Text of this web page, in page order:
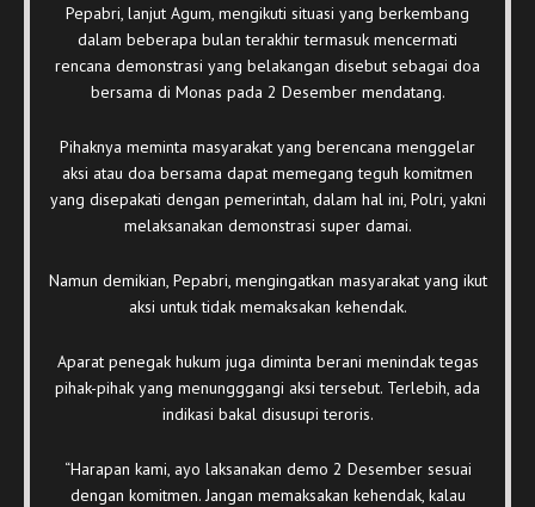
Pepabri, lanjut Agum, mengikuti situasi yang berkembang
dalam beberapa bulan terakhir termasuk mencermati
rencana demonstrasi yang belakangan disebut sebagai doa
bersama di Monas pada 2 Desember mendatang.
Pihaknya meminta masyarakat yang berencana menggelar
aksi atau doa bersama dapat memegang teguh komitmen
yang disepakati dengan pemerintah, dalam hal ini, Polri, yakni
melaksanakan demonstrasi super damai.
Namun demikian, Pepabri, mengingatkan masyarakat yang ikut
aksi untuk tidak memaksakan kehendak.
Aparat penegak hukum juga diminta berani menindak tegas
pihak-pihak yang menungggangi aksi tersebut. Terlebih, ada
indikasi bakal disusupi teroris.
“Harapan kami, ayo laksanakan demo 2 Desember sesuai
dengan komitmen. Jangan memaksakan kehendak, kalau